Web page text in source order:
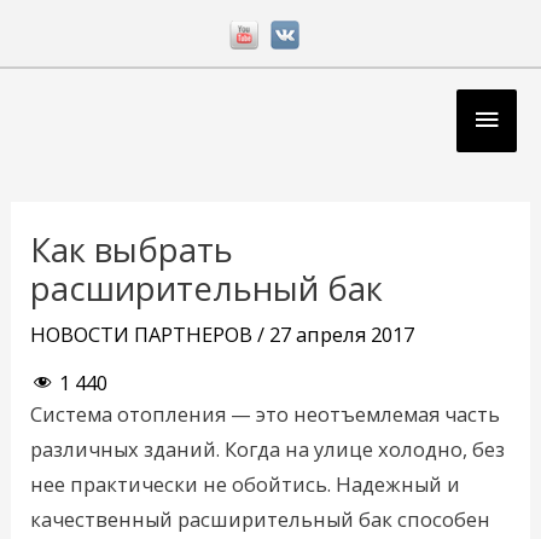
Как выбрать
расширительный бак
НОВОСТИ ПАРТНЕРОВ / 27 апреля 2017
1 440
Система отопления — это неотъемлемая часть
различных зданий. Когда на улице холодно, без
нее практически не обойтись. Надежный и
качественный расширительный бак способен
записям